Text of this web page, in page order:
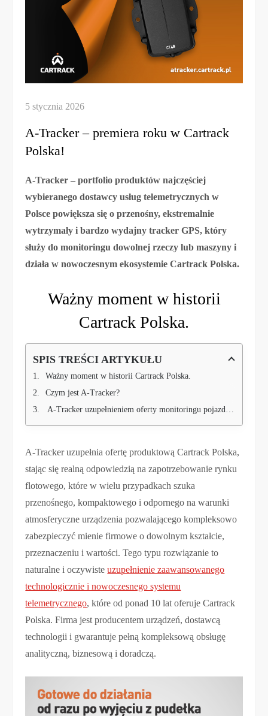
A-Tracker – premiera roku w Cartrack
Polska!
A-Tracker – portfolio produktów najczęściej
wybieranego dostawcy usług telemetrycznych w
Polsce powiększa się o przenośny, ekstremalnie
wytrzymały i bardzo wydajny tracker GPS, który
służy do monitoringu dowolnej rzeczy lub maszyny i
działa w nowoczesnym ekosystemie Cartrack Polska.
Ważny moment w historii
Cartrack Polska.
SPIS TREŚCI ARTYKUŁU
Ważny moment w historii Cartrack Polska.
Czym jest A-Tracker?
A-Tracker uzupełnieniem oferty monitoringu pojazdów i maszyn we flotach.
A-Tracker uzupełnia ofertę produktową Cartrack Polska,
stając się realną odpowiedzią na zapotrzebowanie rynku
flotowego, które w wielu przypadkach szuka
przenośnego, kompaktowego i odpornego na warunki
atmosferyczne urządzenia pozwalającego kompleksowo
zabezpieczyć mienie firmowe o dowolnym kształcie,
przeznaczeniu i wartości. Tego typu rozwiązanie to
naturalne i oczywisteuzupełnienie zaawansowanego
technologicznie i nowoczesnego systemu
telemetrycznego, które od ponad 10 lat oferuje Cartrack
Polska. Firma jest producentem urządzeń, dostawcą
technologii i gwarantuje pełną kompleksową obsługę
analityczną, biznesową i doradczą.